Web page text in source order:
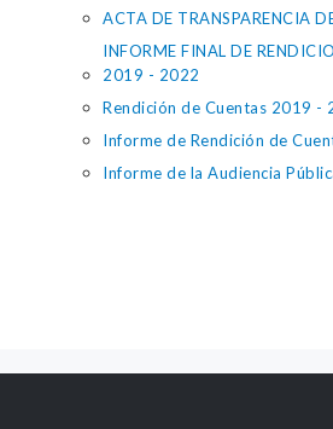
ACTA DE TRANSPARENCIA
INFORME FINAL DE
2019 - 2022
Rendición de Cuentas 2019 -
Informe de Rendición de
Informe de la Audiencia